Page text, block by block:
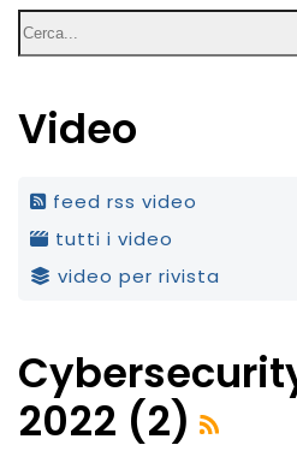
Video
feed rss video
tutti i video
video per rivista
2022 (2)